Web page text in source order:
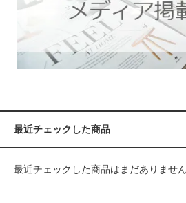
最近チェックした商品
最近チェックした商品はまだありません